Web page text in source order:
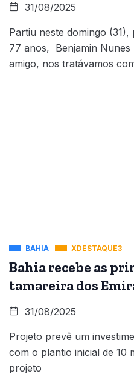
31/08/2025
Partiu neste domingo
77 anos, Benjamin Nunes
amigo, nos tratávamos
BAHIA XDESTAQUE3
Bahia recebe as
tamareira dos
31/08/2025
Projeto prevê um
com o plantio inicial de 10
projeto